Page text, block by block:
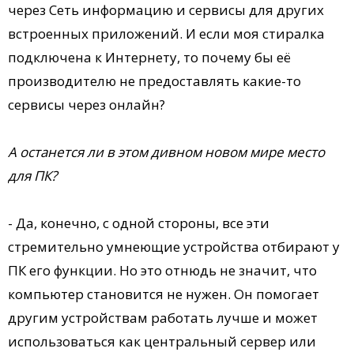
через Сеть информацию и сервисы для других
встроенных приложений. И если моя стиралка
подключена к Интернету, то почему бы её
производителю не предоставлять какие-то
сервисы через онлайн?
А останется ли в этом дивном новом мире место
для ПК?
- Да, конечно, с одной стороны, все эти
стремительно умнеющие устройства отбирают у
ПК его функции. Но это отнюдь не значит, что
компьютер становится не нужен. Он помогает
другим устройствам работать лучше и может
использоваться как центральный сервер или